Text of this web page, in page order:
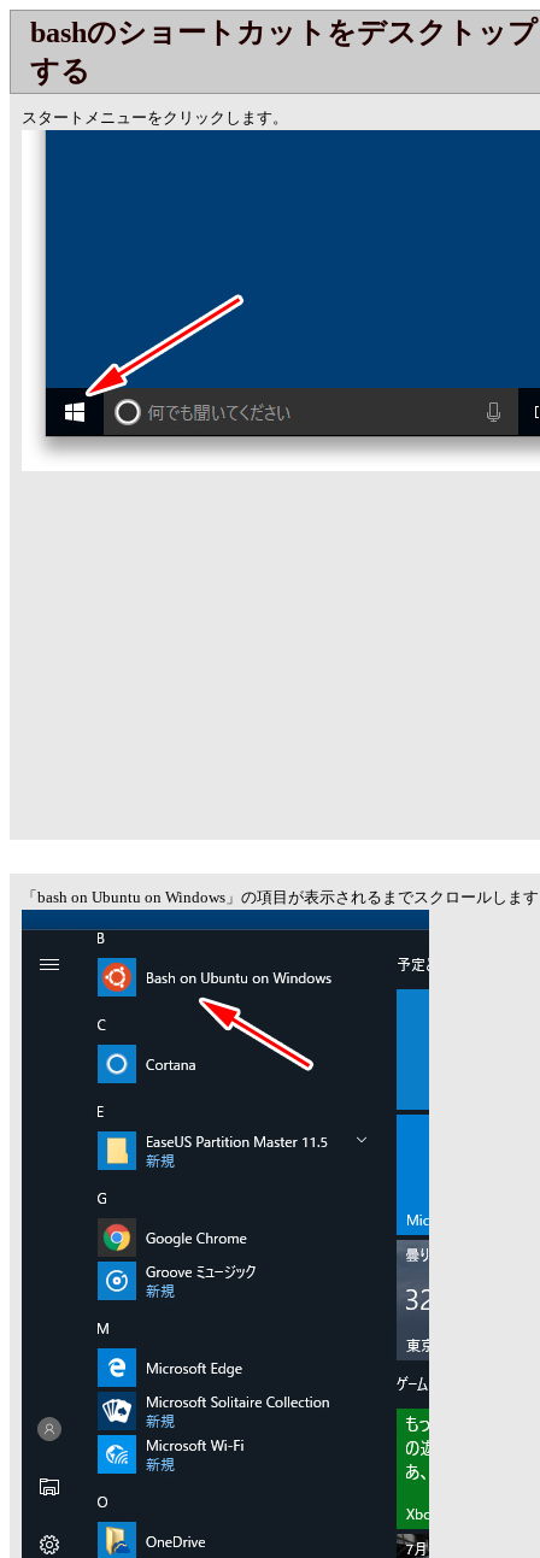
bashのショートカットをデスクトッ
する
スタートメニューをクリックします。
「bash on Ubuntu on Windows」の項目が表示されるまでスクロールしま